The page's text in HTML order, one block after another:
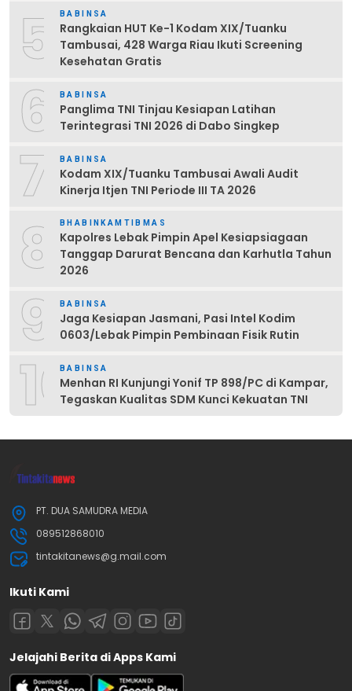
5 BABINSA
Rangkaian HUT Ke-1 Kodam XIX/Tuanku
Tambusai, 428 Warga Riau Ikuti Screening
Kesehatan Gratis
6 BABINSA
Panglima TNI Tinjau Kesiapan Latihan
Terintegrasi TNI 2026 di Dabo Singkep
7 BABINSA
Kodam XIX/Tuanku Tambusai Awali Audit
Kinerja Itjen TNI Periode III TA 2026
8 BHABINKAMTIBMAS
Kapolres Lebak Pimpin Apel Kesiapsiagaan
Tanggap Darurat Bencana dan Karhutla Tahun
2026
9 BABINSA
Jaga Kesiapan Jasmani, Pasi Intel Kodim
0603/Lebak Pimpin Pembinaan Fisik Rutin
10BABINSA
Menhan RI Kunjungi Yonif TP 898/PC di Kampar,
Tegaskan Kualitas SDM Kunci Kekuatan TNI
PT. DUA SAMUDRA MEDIA
089512868010
tintakitanews@g.mail.com
Ikuti Kami
Jelajahi Berita di Apps Kami